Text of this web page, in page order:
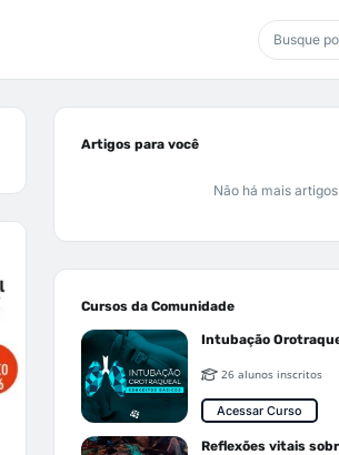
Artigos para você
Não há mais artigos
Cursos da Comunidade
26 alunos inscritos
Acessar Curso
Reflexões vitais